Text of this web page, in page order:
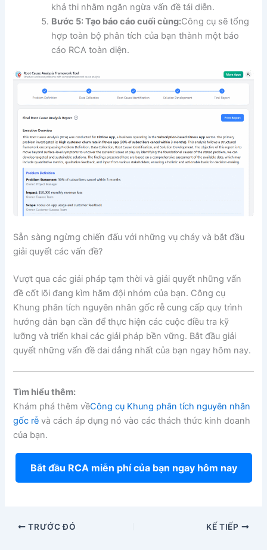
khả thi nhằm ngăn ngừa vấn đề tái diễn.
Bước 5: Tạo báo cáo cuối cùng:Công cụ sẽ tổng
hợp toàn bộ phân tích của bạn thành một báo
cáo RCA toàn diện.
Sẵn sàng ngừng chiến đấu với những vụ cháy và bắt đầu
giải quyết các vấn đề?
Vượt qua các giải pháp tạm thời và giải quyết những vấn
đề cốt lõi đang kìm hãm đội nhóm của bạn. Công cụ
Khung phân tích nguyên nhân gốc rễ cung cấp quy trình
hướng dẫn bạn cần để thực hiện các cuộc điều tra kỹ
lưỡng và triển khai các giải pháp bền vững. Bắt đầu giải
quyết những vấn đề dai dẳng nhất của bạn ngay hôm nay.
Tìm hiểu thêm:
Khám phá thêm vềCông cụ Khung phân tích nguyên nhân
gốc rễ và cách áp dụng nó vào các thách thức kinh doanh
của bạn.
Bắt đầu RCA miễn phí của bạn ngay hôm nay
TRƯỚC ĐÓ KẾ TIẾP